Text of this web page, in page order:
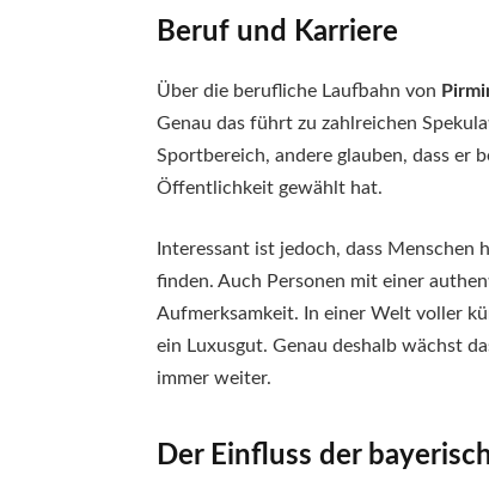
Beruf und Karriere
Über die berufliche Laufbahn von
Genau das führt zu zahlreichen
Sportbereich, andere glauben, dass er
Öffentlichkeit gewählt hat.
Interessant ist jedoch, dass Menschen
finden. Auch Personen mit einer
Aufmerksamkeit. In einer Welt voller
ein Luxusgut. Genau deshalb wächst
immer weiter.
Der Einfluss der